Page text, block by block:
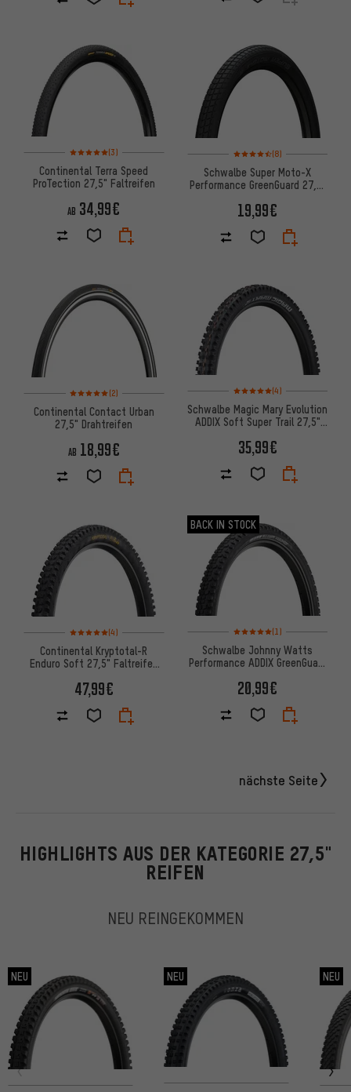
Bewertungen: 5 von 5 basierend auf 3 Bewertungen
(3)
Continental Terra Speed
ProTection 27,5" Faltreifen
AB 34,99€
Bewertungen: 4,5 von 5
(8)
Schwalbe Super Moto-X
Performance GreenGuard 27,5"
19,99€
Bewertungen: 5 von 5 basierend auf 2 Bewertungen
(2)
Continental Contact Urban
27,5" Drahtreifen
AB 18,99€
Bewertungen: 5 von 5
(4)
Schwalbe Magic Mary Evolution
ADDIX Soft Super Trail 27,5"
35,99€
Bewertungen: 5 von 5 basierend auf 4 Bewertungen
(4)
Continental Kryptotal-R
Enduro Soft 27,5" Faltreifen
47,99€
BACK IN STOCK
Bewertungen: 5 von 5
(1)
Schwalbe Johnny Watts
Performance ADDIX GreenGuard
20,99€
nächste Seite
HIGHLIGHTS AUS DER KATEGORIE 27,5"
REIFEN
NEU REINGEKOMMEN
NEU NEU NEU